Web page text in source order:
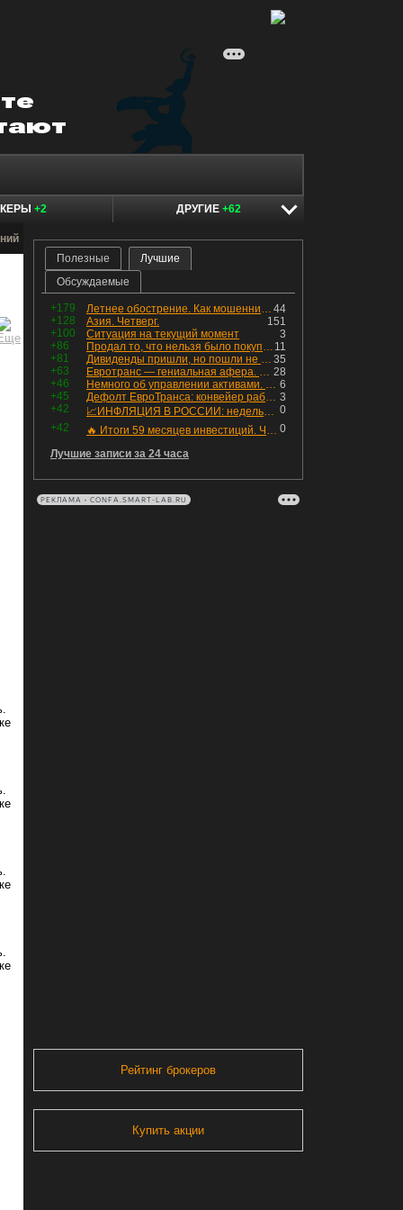
+2 ДРУГИЕ +62
Полезные
Лучшие
Обсуждаемые
+179 44
Летнее обострение. Как мошенники пытаются подсунуть кнопку "БАБЛО" девушкам
+128
151
Азия. Четверг.
+100
3
Ситуация на текущий момент
+86
11
Продал то, что нельзя было покупать. Изменения в портфеле
+81
35
Дивиденды пришли, но пошли не туда
+63
28
Евротранс — гениальная афера. Собрал с инвесторов денег, выплатил дивидендов больше текущей капитализации и ушёл в дефолт
+46
6
Немного об управлении активами. Для заинтересованных
+45
3
Дефолт ЕвроТранса: конвейер работает исправно
+42
0
📈ИНФЛЯЦИЯ В РОССИИ: недельная дефляция, но в годовом выражении рост 😢
+42
0
🔥 Итоги 59 месяцев инвестиций. Что произошло с портфелем и мои дальнейшие действия. Капитал – ₽2,364 млн
Лучшие записи за 24 часа
РЕКЛАМА • CONFA.SMART-LAB.RU
Рейтинг брокеров
Купить акции